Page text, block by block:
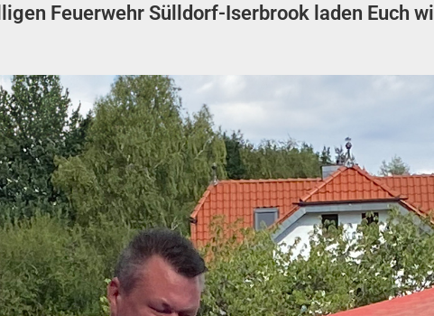
Feuerwehr Sülldorf-Iserbrook laden Euch